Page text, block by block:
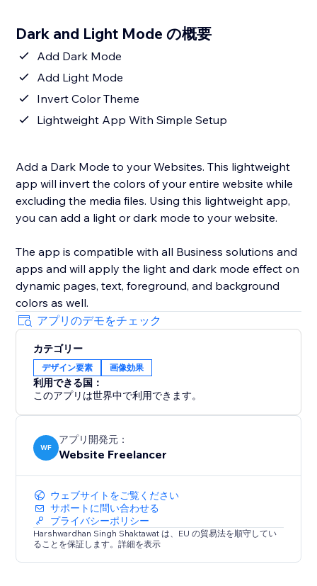
Dark and Light Mode の概要
Add Dark Mode
Add Light Mode
Invert Color Theme
Lightweight App With Simple Setup
Add a Dark Mode to your Websites. This lightweight
app will invert the colors of your entire website while
excluding the media files. Using this lightweight app,
you can add a light or dark mode to your website.
The app is compatible with all Business solutions and
apps and will apply the light and dark mode effect on
dynamic pages, text, foreground, and background
colors as well.
アプリのデモをチェック
カテゴリー
デザイン要素 画像効果
利用できる国：
このアプリは世界中で利用できます。
WF
アプリ開発元：
Website Freelancer
ウェブサイトをご覧ください
サポートに問い合わせる
プライバシーポリシー
Harshwardhan Singh Shaktawat は、EU の貿易法を順守してい
ることを保証します。詳細を表示